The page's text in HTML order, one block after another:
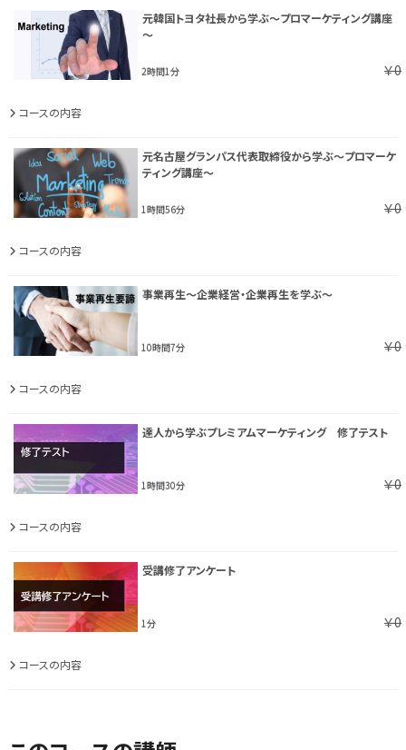
元韓国トヨタ社長から学ぶ～プロマーケティング講座
～
2時間1分 ￥0
コースの内容
元名古屋グランパス代表取締役から学ぶ～プロマーケ
ティング講座～
1時間56分 ￥0
コースの内容
事業再生～企業経営・企業再生を学ぶ～
10時間7分 ￥0
コースの内容
達人から学ぶプレミアムマーケティング 修了テスト
1時間30分 ￥0
コースの内容
受講修了アンケート
1分 ￥0
コースの内容